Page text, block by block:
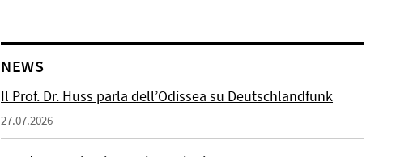
NEWS
Il Prof. Dr. Huss parla dell’Odissea su Deutschlandfunk
27.07.2026